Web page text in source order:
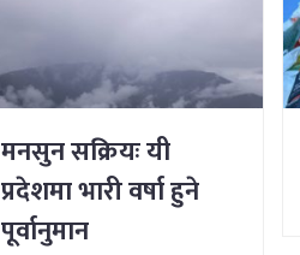
मनसुन सक्रियः यी
प्रदेशमा भारी वर्षा हुने
पूर्वानुमान